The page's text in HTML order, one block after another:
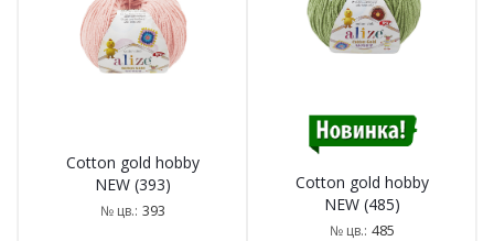
Cotton gold hobby
NEW (393)
№ цв.: 393
Cotton gold hobby
NEW (485)
№ цв.: 485